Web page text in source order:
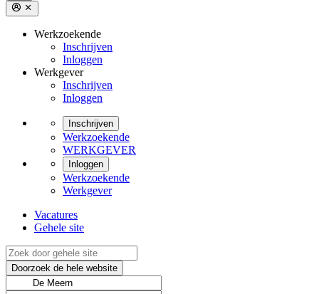
Werkzoekende
Inschrijven
Inloggen
Werkgever
Inschrijven
Inloggen
Inschrijven
Werkzoekende
WERKGEVER
Inloggen
Werkzoekende
Werkgever
Vacatures
Gehele site